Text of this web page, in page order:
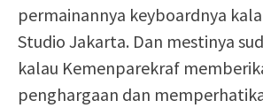
permainannya keyboardnya
Studio Jakarta. Dan mestinya
kalau Kemenparekraf
penghargaan dan